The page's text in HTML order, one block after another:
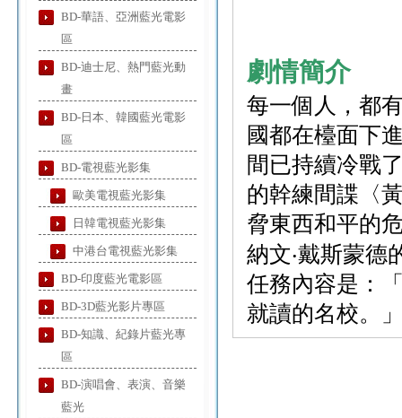
BD-華語、亞洲藍光電影
區
BD-迪士尼、熱門藍光動
畫
BD-日本、韓國藍光電影
區
BD-電視藍光影集
歐美電視藍光影集
日韓電視藍光影集
中港台電視藍光影集
BD-印度藍光電影區
BD-3D藍光影片專區
BD-知識、紀錄片藍光專
區
BD-演唱會、表演、音樂
藍光
劇情簡介
每一個人，都
國都在檯面下
間已持續冷戰
的幹練間諜〈
脅東西和平的
納文‧戴斯蒙德
任務內容是：
就讀的名校。